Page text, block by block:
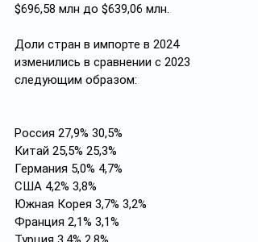
$696,58 млн до $639,06 млн.
Доли стран в импорте в 2024
изменились в сравнении с 2023
следующим образом:
Россия 27,9% 30,5%
Китай 25,5% 25,3%
Германия 5,0% 4,7%
США 4,2% 3,8%
Южная Корея 3,7% 3,2%
Франция 2,1% 3,1%